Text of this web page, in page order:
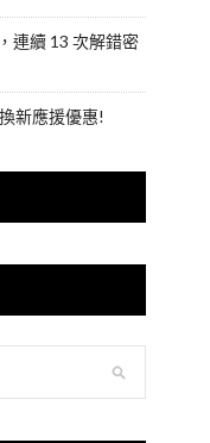
連續 13 次解錯密
新應援優惠!